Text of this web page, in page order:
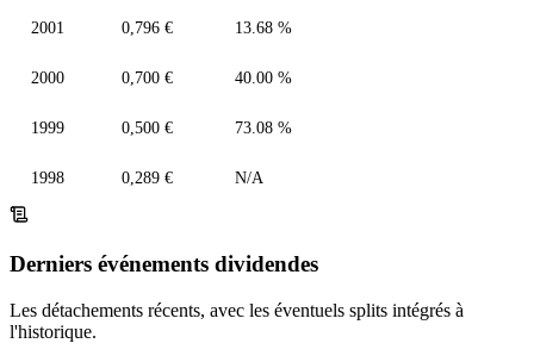
2001 0,796 € 13.68 %
2000 0,700 € 40.00 %
1999 0,500 € 73.08 %
1998 0,289 € N/A
Derniers événements dividendes
Les détachements récents, avec les éventuels splits intégrés à
l'historique.